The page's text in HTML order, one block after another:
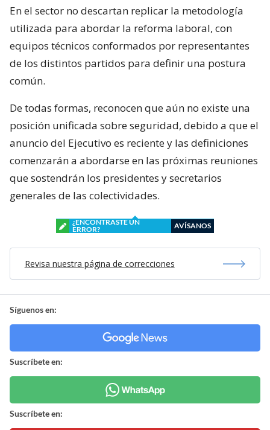
En el sector no descartan replicar la metodología
utilizada para abordar la reforma laboral, con
equipos técnicos conformados por representantes
de los distintos partidos para definir una postura
común.
De todas formas, reconocen que aún no existe una
posición unificada sobre seguridad, debido a que el
anuncio del Ejecutivo es reciente y las definiciones
comenzarán a abordarse en las próximas reuniones
que sostendrán los presidentes y secretarios
generales de las colectividades.
¿ENCONTRASTE UN
ERROR?
AVÍSANOS
Revisa nuestra página de correcciones
Síguenos en:
Suscríbete en:
Suscríbete en: